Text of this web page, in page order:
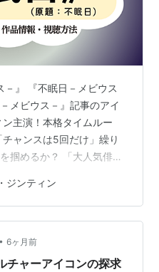
－』 『不眠日－メビウス
メビウス－』記事のアイ
主演！本格タイムルー
ャンスは5回だけ」繰り
掴めるか？ 「大人気俳優
でランキング1位獲得」
となった最新作がついに
ティン）が、肉体改造を
ンと繊細な演技は必見で
（Douban）では7.5点の
ジンティン
• 6ヶ月前
チャーアイコンの探求